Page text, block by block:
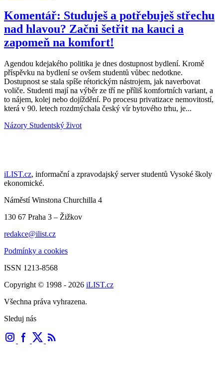
Komentář: Studuješ a potřebuješ střechu
nad hlavou? Začni šetřit na kauci a
zapomeň na komfort!
Agendou kdejakého politika je dnes dostupnost bydlení. Kromě
příspěvku na bydlení se ovšem studentů vůbec nedotkne.
Dostupnost se stala spíše rétorickým nástrojem, jak naverbovat
voliče. Studenti mají na výběr ze tří ne příliš komfortních variant, a
to nájem, kolej nebo dojíždění. Po procesu privatizace nemovitostí,
která v 90. letech rozdmýchala český vír bytového trhu, je...
Názory Studentský život
iLIST.cz, informační a zpravodajský server studentů Vysoké školy
ekonomické.
Náměstí Winstona Churchilla 4
130 67 Praha 3 – Žižkov
redakce@ilist.cz
Podmínky a cookies
ISSN 1213-8568
Copyright © 1998 - 2026 iLIST.cz
Všechna práva vyhrazena.
Sleduj nás